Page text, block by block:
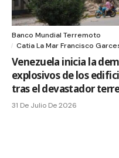
Banco Mundial Terremoto
Catia La Mar Francisco
Venezuela inicia la
explosivos de los
tras el devastador
31 De Julio De 2026